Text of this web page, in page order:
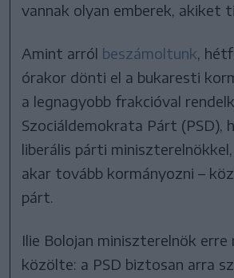
vannak olyan emberek, akiket
Amint arról beszámoltunk,
órakor dönti el a bukaresti
a legnagyobb frakcióval
Szociáldemokrata Párt (PSD),
liberális párti
akar tovább kormányozni –
párt.
Ilie Bolojan miniszterelnök erre
közölte: a PSD biztosan arra